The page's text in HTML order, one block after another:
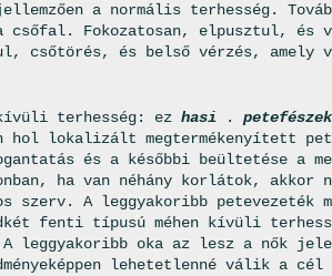
a normális terhesség.
Fokozatosan, elpusztul, és
csőtörés, és belső vérzés, amely
kívüli terhesség: ez hasi . petefészek
hol lokalizált megtermékenyített
és a későbbi beültetése a
ha van néhány korlátok, akkor
szerv. A leggyakoribb petevezeték
fenti típusú méhen kívüli
leggyakoribb oka az lesz a nők
lehetetlenné válik a cél